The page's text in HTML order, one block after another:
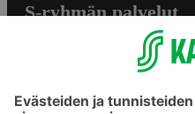
S-ryhmän palvelut
Yhteishyvä Ruoka -sovellus